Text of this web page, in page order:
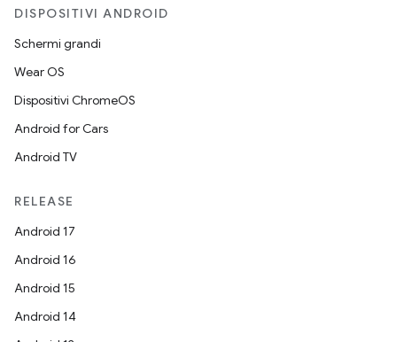
DISPOSITIVI ANDROID
Schermi grandi
Wear OS
Dispositivi ChromeOS
Android for Cars
Android TV
RELEASE
Android 17
Android 16
Android 15
Android 14